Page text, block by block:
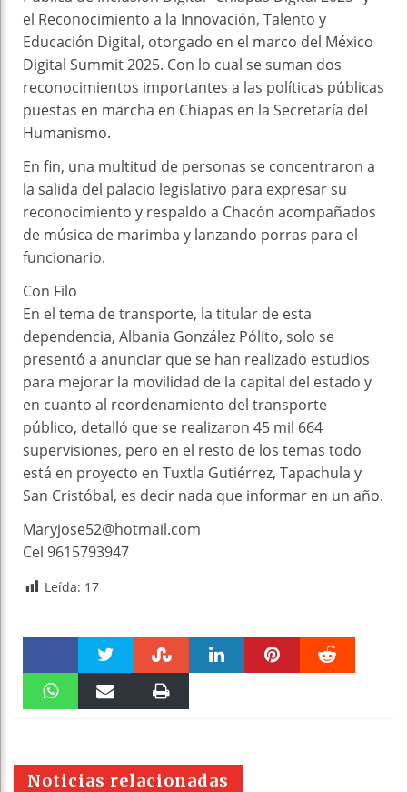
el Reconocimiento a la Innovación, Talento y
Educación Digital, otorgado en el marco del México
Digital Summit 2025. Con lo cual se suman dos
reconocimientos importantes a las políticas públicas
puestas en marcha en Chiapas en la Secretaría del
Humanismo.
En fin, una multitud de personas se concentraron a
la salida del palacio legislativo para expresar su
reconocimiento y respaldo a Chacón acompañados
de música de marimba y lanzando porras para el
funcionario.
Con Filo
En el tema de transporte, la titular de esta
dependencia, Albania González Pólito, solo se
presentó a anunciar que se han realizado estudios
para mejorar la movilidad de la capital del estado y
en cuanto al reordenamiento del transporte
público, detalló que se realizaron 45 mil 664
supervisiones, pero en el resto de los temas todo
está en proyecto en Tuxtla Gutiérrez, Tapachula y
San Cristóbal, es decir nada que informar en un año.
Maryjose52@hotmail.com
Cel 9615793947
Leída: 17
Faceboo Twitter Stumble
pt
Noticias relacionadas